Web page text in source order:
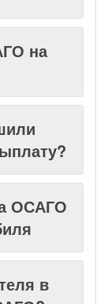
на
ОСАГО
в